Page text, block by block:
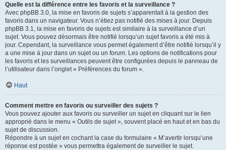
Quelle est la différence entre les favoris et la surveillance ?
Avec phpBB 3.0, la mise en favoris de sujets s’apparentait à la gestion des
favoris dans un navigateur. Vous n’étiez pas notifié des mises à jour. Depuis
phpBB 3.1, la mise en favoris de sujets est similaire à la surveillance d’un
sujet. Vous pouvez désormais être notifié lorsqu’un sujet favoris a été mis à
jour. Cependant, la surveillance vous permet également d’être notifié lorsqu’il y
a une mise à jour dans un sujet ou un forum. Les options de notifications pour
les favoris et les surveillances peuvent être configurées depuis le panneau de
l’utilisateur dans l’onglet « Préférences du forum ».
Haut
Comment mettre en favoris ou surveiller des sujets ?
Vous pouvez ajouter aux favoris ou surveiller un sujet en cliquant sur le lien
approprié dans le menu « Outils de sujet », souvent placé en haut et en bas du
sujet de discussion.
Répondre à un sujet en cochant la case du formulaire « M’avertir lorsqu’une
réponse est postée » vous permettra également de surveiller le sujet.